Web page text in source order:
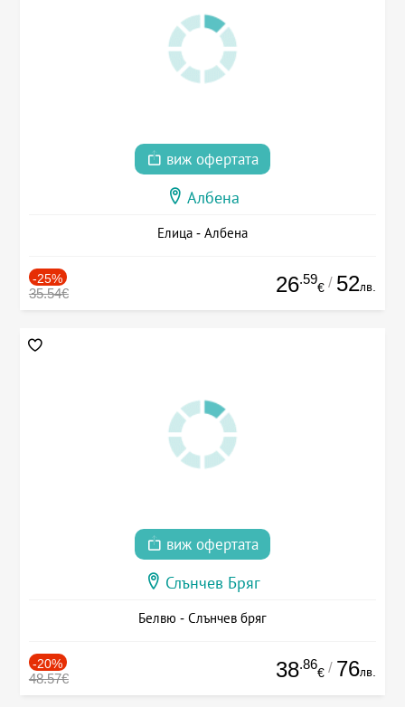
виж офертата
Албена
Елица - Албена
-25%
35.54€ 26.59
€ / 52лв.
виж офертата
Слънчев Бряг
Белвю - Слънчев бряг
-20%
48.57€ 38.86
€ / 76лв.